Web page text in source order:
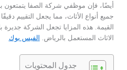
أيضًا، فإن موظفي شركة الصفا يتمتعون
جميع أنواع الأثاث، مما يجعل التقييم
القيمة. هذه المزايا تجعل الشركة
الاثاث المستعمل بالرياض.
الفيس بوك
جدول المحتويات